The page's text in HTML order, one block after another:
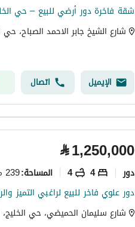
الإيميل اتصال
⃁1,250,000
دور 4
4 المساحة:239 م2
دور علوي فاخر للبيع لراغبي التميز
شارع سليمان الحميضي، حي